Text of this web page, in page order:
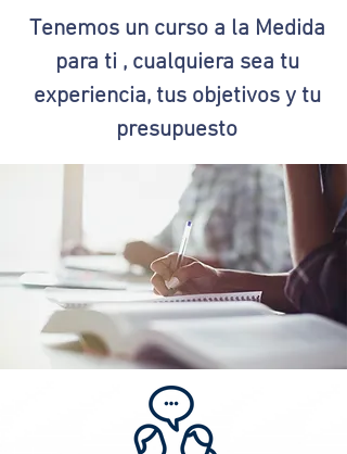
Tenemos un curso a la Medida
para ti , cualquiera sea tu
experiencia, tus objetivos y tu
presupuesto